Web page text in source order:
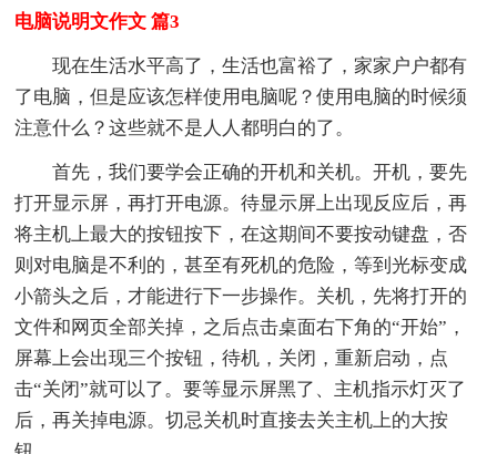
电脑说明文作文 篇3
现在生活水平高了，生活也富裕了，家家户户都有
了电脑，但是应该怎样使用电脑呢？使用电脑的时候须
注意什么？这些就不是人人都明白的了。
首先，我们要学会正确的开机和关机。开机，要先
打开显示屏，再打开电源。待显示屏上出现反应后，再
将主机上最大的按钮按下，在这期间不要按动键盘，否
则对电脑是不利的，甚至有死机的危险，等到光标变成
小箭头之后，才能进行下一步操作。关机，先将打开的
文件和网页全部关掉，之后点击桌面右下角的“开始”，
屏幕上会出现三个按钮，待机，关闭，重新启动，点
击“关闭”就可以了。要等显示屏黑了、主机指示灯灭了
后，再关掉电源。切忌关机时直接去关主机上的大按